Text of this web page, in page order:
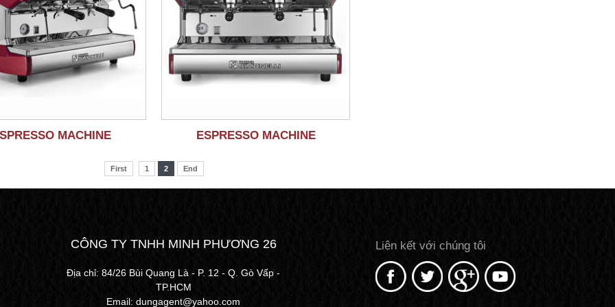
MACHINE ESPRESSO MACHINE
First 1 2 End
CÔNG TY TNHH MINH PHƯƠNG 26
Địa chỉ: 84/26 Bùi Quang Là - P. 12 - Q. Gò Vấp -
TP.HCM
Email: dungagent@yahoo.com
Liên kết với chúng tôi